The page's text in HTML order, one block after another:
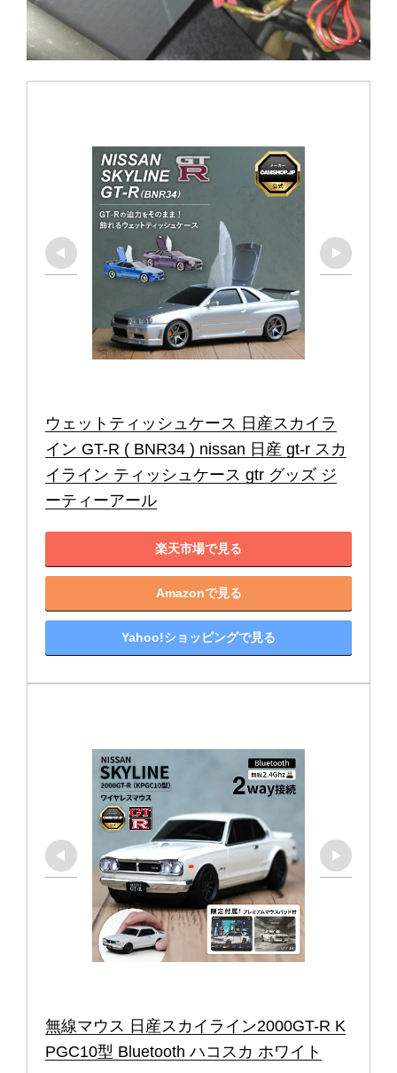
ウェットティッシュケース 日産スカイラ
イン GT-R ( BNR34 ) nissan 日産 gt-r スカ
イライン ティッシュケース gtr グッズ ジ
ーティーアール
楽天市場で見る
Amazonで見る
Yahoo!ショッピングで見る
無線マウス 日産スカイライン2000GT-R K
PGC10型 Bluetooth ハコスカ ホワイト